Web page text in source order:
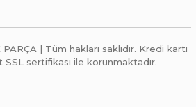
| Tüm hakları saklıdır. Kredi kartı
sertifikası ile korunmaktadır.